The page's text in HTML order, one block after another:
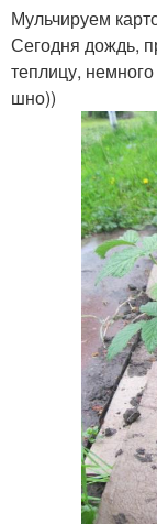
Мульчируем
Сегодня дождь,
теплицу,
шно))